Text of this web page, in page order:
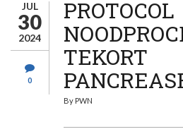
JUL
30
2024
0
PROTOCOL
TEKORT
By PWN